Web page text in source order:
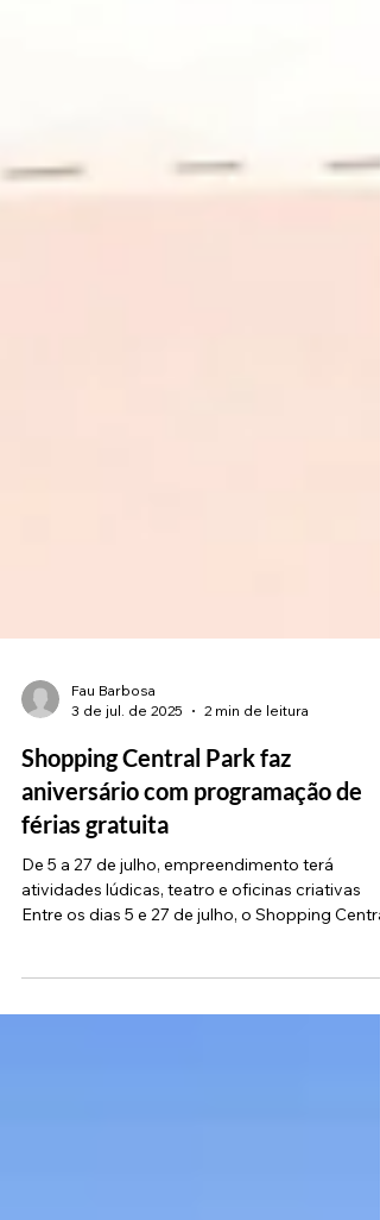
Fau Barbosa
3 de jul. de 2025
2 min de leitura
Shopping Central Park faz
aniversário com programação de
férias gratuita
atividades lúdicas, teatro e oficinas criativas